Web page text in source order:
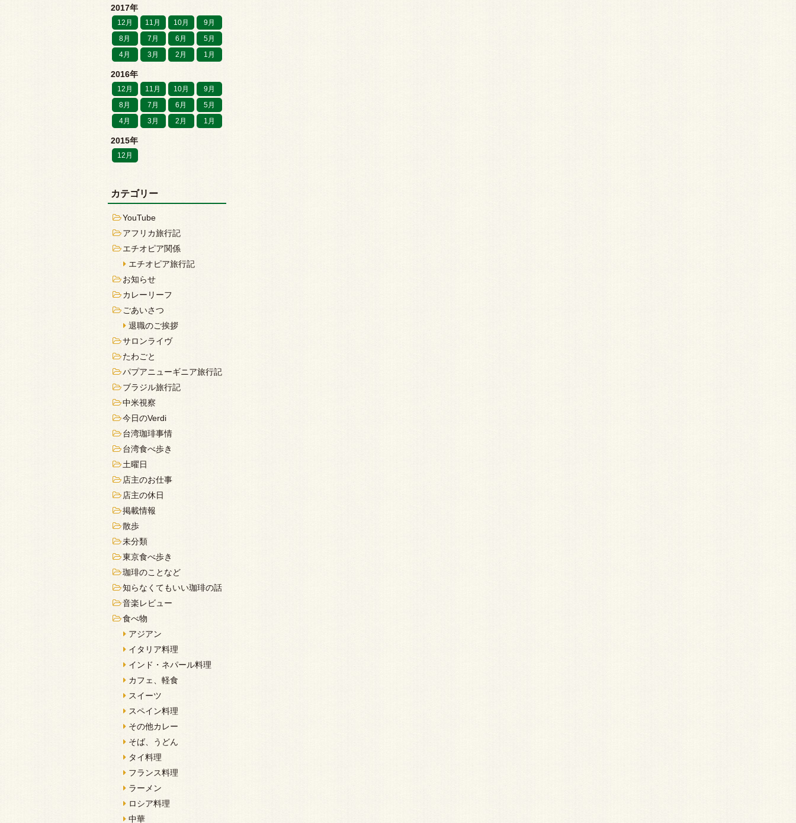
2017年
12月 11月 10月
9月
8月
7月 6月
5月
4月
3月 2月 1月
2016年
12月 11月 10月
9月
8月
7月 6月
5月
4月
3月 2月 1月
2015年
12月
カテゴリー
YouTube
アフリカ旅行記
エチオピア関係
エチオピア旅行記
お知らせ
カレーリーフ
ごあいさつ
退職のご挨拶
サロンライヴ
たわごと
パプアニューギニア旅行記
ブラジル旅行記
中米視察
今日のVerdi
台湾珈琲事情
台湾食べ歩き
土曜日
店主のお仕事
店主の休日
掲載情報
散歩
未分類
東京食べ歩き
珈琲のことなど
知らなくてもいい珈琲の話
音楽レビュー
食べ物
アジアン
イタリア料理
インド・ネパール料理
カフェ、軽食
スイーツ
スペイン料理
その他カレー
そば、うどん
タイ料理
フランス料理
ラーメン
ロシア料理
中華